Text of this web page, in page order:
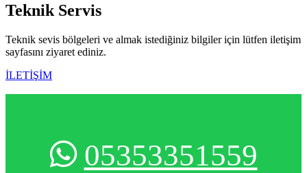
Teknik Servis
Teknik sevis bölgeleri ve almak istediğiniz bilgiler için lütfen iletişim
sayfasını ziyaret ediniz.
İLETİŞİM
05353351559